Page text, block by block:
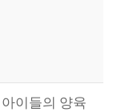
이들의 양육